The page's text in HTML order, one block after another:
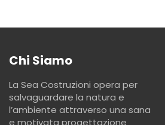
Chi Siamo
La Sea Costruzioni opera per
salvaguardare la natura e
l’ambiente attraverso una sana
e motivata progettazione